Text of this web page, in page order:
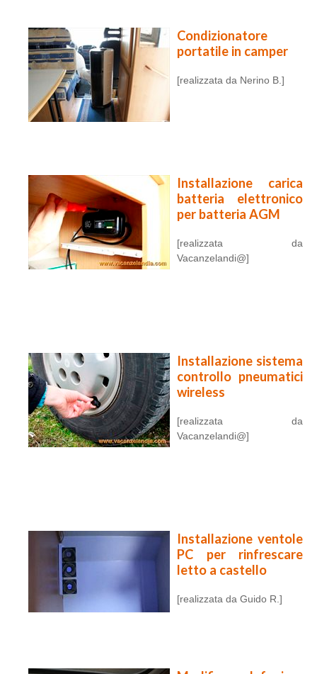
Condizionatore
portatile in camper
[realizzata da Nerino B.]
Installazione carica
batteria elettronico
per batteria AGM
[realizzata da
Vacanzelandi@]
Installazione sistema
controllo pneumatici
wireless
[realizzata da
Vacanzelandi@]
Installazione ventole
PC per rinfrescare
letto a castello
[realizzata da Guido R.]